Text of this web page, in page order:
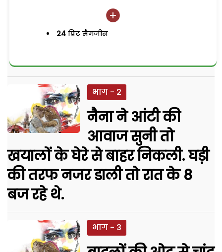
24 प्रिंट मैगजीन
भाग - 2
नैना ने आंटी की
आवाज सुनी तो
खयालों के घेरे से बाहर निकली. घड़ी
की तरफ नजर डाली तो रात के 8
बज रहे थे.
भाग - 3